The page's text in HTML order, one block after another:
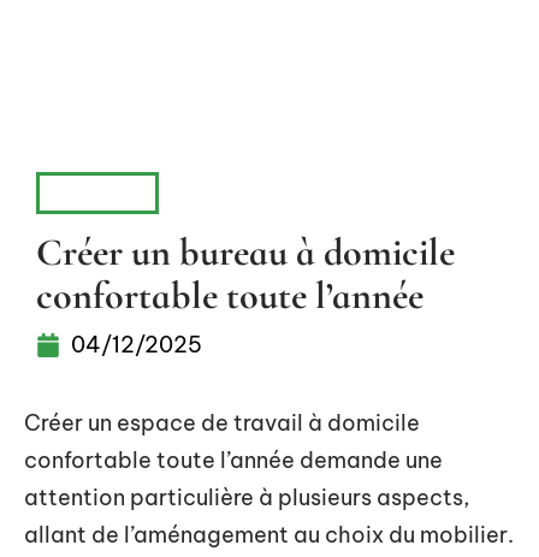
Créer un bureau à domicile
confortable toute l’année
04/12/2025
Créer un espace de travail à domicile
confortable toute l’année demande une
attention particulière à plusieurs aspects,
allant de l’aménagement au choix du mobilier.